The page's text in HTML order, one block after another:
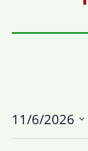
11/6/2026
Datum